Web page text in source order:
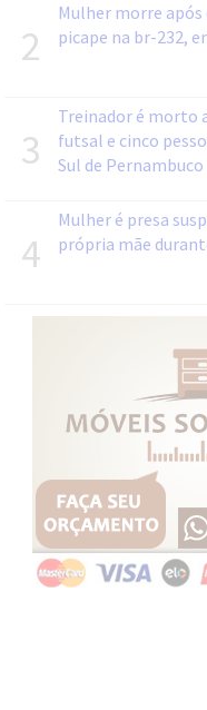
2
Mulher morre
picape na br-232,
3
Treinador é morto
futsal e cinco
Sul de Pernambuco
4
Mulher é presa
própria mãe